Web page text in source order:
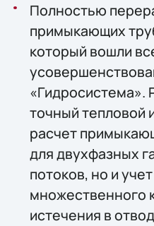
Полностью
примыкающих
который вошли
«Гидросистема».
точный тепловой
расчет
для двухфазных
потоков, но и
множественного
истечения в